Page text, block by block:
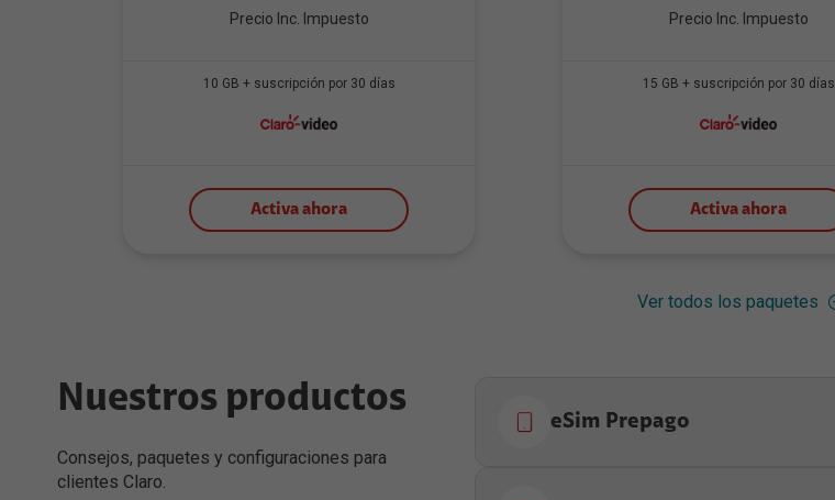
Precio Inc. Impuesto
10 GB + suscripción por 30 días
Activa ahora
Precio Inc. Impuesto
15 GB + suscripción por 30 días
Activa ahora
Ver todos los paquetes
Nuestros productos
Consejos, paquetes y configuraciones para
clientes Claro.
eSim Prepago